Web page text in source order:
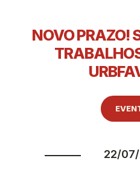
NOVO PRAZO!
22/